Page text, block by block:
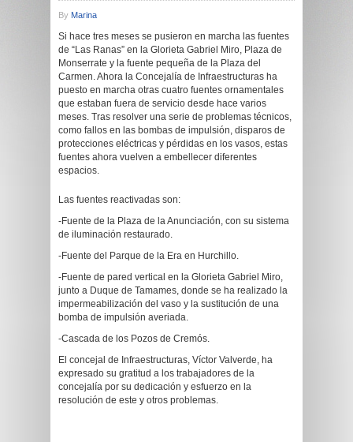
By Marina
Si hace tres meses se pusieron en marcha las fuentes
de “Las Ranas” en la Glorieta Gabriel Miro, Plaza de
Monserrate y la fuente pequeña de la Plaza del
Carmen. Ahora la Concejalía de Infraestructuras ha
puesto en marcha otras cuatro fuentes ornamentales
que estaban fuera de servicio desde hace varios
meses. Tras resolver una serie de problemas técnicos,
como fallos en las bombas de impulsión, disparos de
protecciones eléctricas y pérdidas en los vasos, estas
fuentes ahora vuelven a embellecer diferentes
espacios.
Las fuentes reactivadas son:
-Fuente de la Plaza de la Anunciación, con su sistema
de iluminación restaurado.
-Fuente del Parque de la Era en Hurchillo.
-Fuente de pared vertical en la Glorieta Gabriel Miro,
junto a Duque de Tamames, donde se ha realizado la
impermeabilización del vaso y la sustitución de una
bomba de impulsión averiada.
-Cascada de los Pozos de Cremós.
El concejal de Infraestructuras, Víctor Valverde, ha
expresado su gratitud a los trabajadores de la
concejalía por su dedicación y esfuerzo en la
resolución de este y otros problemas.